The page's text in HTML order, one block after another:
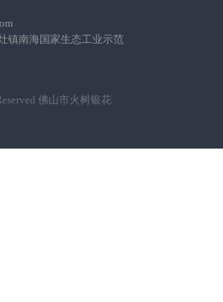
镇南海国家生态工业示范
佛山市火树银花